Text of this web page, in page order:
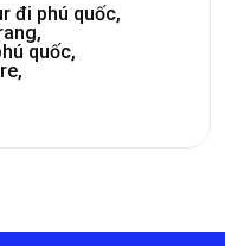
đi phú quốc,
quốc,